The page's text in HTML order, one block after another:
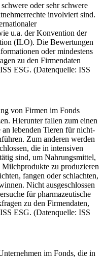
oder sehr schwere
involviert sind.
u.a. der Konvention der
(ILO). Die Bewertungen
oder mindestens
zu den Firmendaten
ESG. (Datenquelle: ISS
von Firmen im Fonds
Hierunter fallen zum einen
lebenden Tieren für nicht-
Zum anderen werden
die in intensiven
sind, um Nahrungsmittel,
zu produzieren
fangen oder schlachten,
Nicht ausgeschlossen
für pharmazeutische
zu den Firmendaten,
ESG. (Datenquelle: ISS
im Fonds, die in